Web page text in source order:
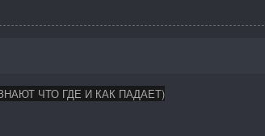
ЧТО ГДЕ И КАК ПАДАЕТ)